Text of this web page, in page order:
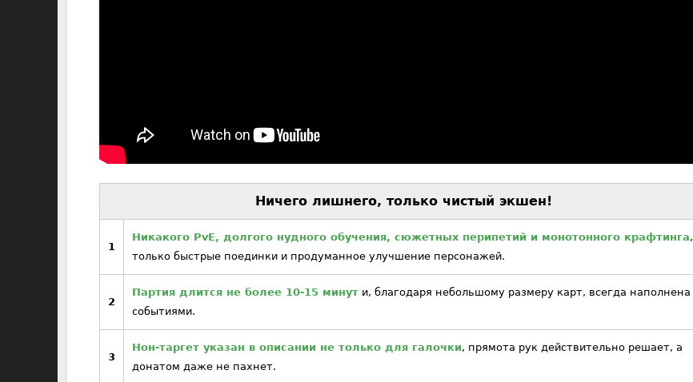
Ничего лишнего, только чистый экшен!
1
Никакого PvE, долгого нудного обучения, сюжетных перипетий и монотонного крафтинга,
только быстрые поединки и продуманное улучшение персонажей.
2
Партия длится не более 10-15 минут и, благодаря небольшому размеру карт, всегда наполнена
событиями.
3
Нон-таргет указан в описании не только для галочки, прямота рук действительно решает, а
донатом даже не пахнет.